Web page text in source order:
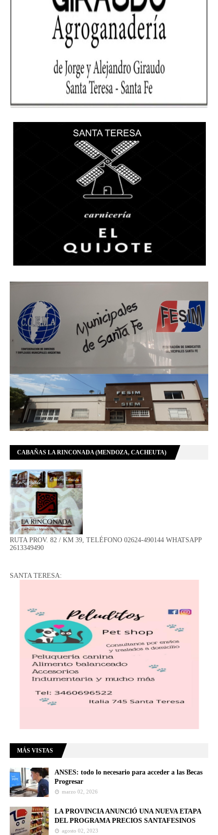
CABAÑAS LA RINCONADA (MENDOZA, CACHEUTA)
RUTA PROV. 82 / KM 39, TELÉFONO 02624-490144 WHATSAPP
2613349490
SANTA TERESA:
MÁS VISTAS
ANSES: todo lo necesario para acceder a las Becas
Progresar
marzo 02, 2026
LA PROVINCIA ANUNCIÓ UNA NUEVA ETAPA
DEL PROGRAMA PRECIOS SANTAFESINOS
agosto 02, 2023